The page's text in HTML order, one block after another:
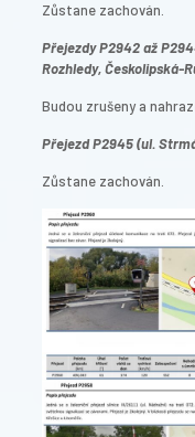
Zůstane zachován.
Přejezdy P2942 až
Rozhledy, Českolipská-
Budou zrušeny a
Přejezd P2945 (ul.
Zůstane zachován.